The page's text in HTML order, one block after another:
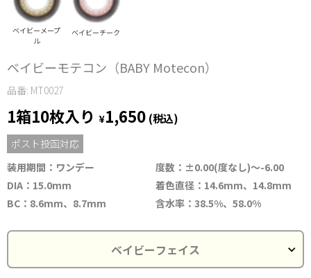
ベイビーメープ
ル
ベイビーチーク
ベイビーモテコン（BABY Motecon）
品番: MT0027
1箱10枚入り ¥1,650 (税込)
ポスト投函対応
装用期間：ワンデー
度数：±0.00(度なし)～-6.00
DIA：15.0mm
着色直径：14.6mm、14.8mm
BC：8.6mm、8.7mm
含水率：38.5%、58.0%